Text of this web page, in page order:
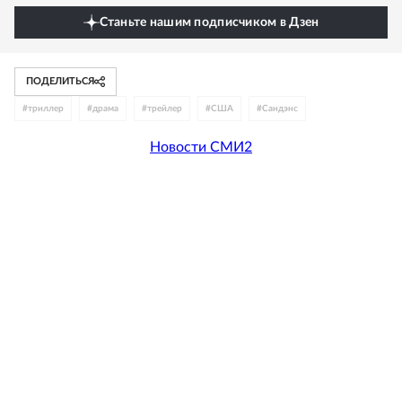
Станьте нашим подписчиком в Дзен
ПОДЕЛИТЬСЯ
#триллер # драма #трейлер #США #Сандэнс
Новости СМИ2